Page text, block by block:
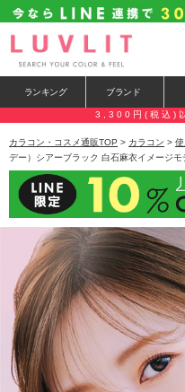
ランキング ブランド
3,300円(税込)
カラコン・コスメ通販TOP > カラコン >
デー）シアーブラック 白石麻衣イメージモ